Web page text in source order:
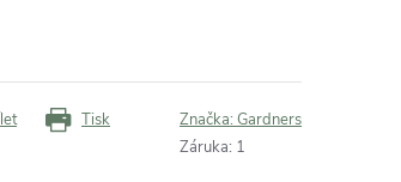
Tisk Značka: Gardners
Záruka: 1